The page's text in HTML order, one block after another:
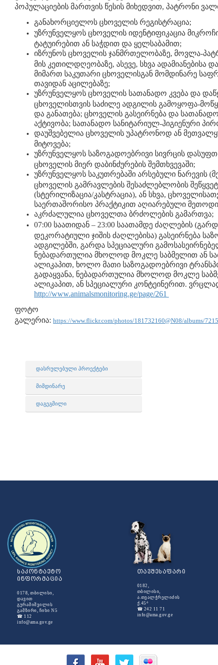
პოპულაციების მართვის წესის მიხედვით, პატრონი
განახორციელოს ცხოველის რეგისტრაცია;
უზრუნველყოს ცხოველის იდენტიფიკაცია
ტატუირებით ან საჭდით და ყელსაბამით;
იზრუნოს ცხოველის ჯანმრთელობაზე, მოვლა-
მის კეთილდღეობაზე, ასევე, სხვა ადამიანებისა
მიმართ საკუთარი ცხოველისგან მომდინარე
თავიდან აცილებაზე;
უზრუნველყოს ცხოველის სათანადო კვება და
ცხოველისთვის საძილე ადგილის გამოყოფა-
და განათება; ცხოველის გასეირნება და
აქტივობა; სათანადო სანიტარიულ-ჰიგიენური
დაუშვებელია ცხოველის უპატრონოდ ან
მიტოვება;
უზრუნველყოს საზოგადოებრივი სივრცის
ცხოველის მიერ დაბინძურების შემთხვევაში;
უზრუნველყოს საკუთრებაში არსებული ნარევის
ცხოველის გამრავლების შესაძლებლობის
(სტერილიზაცია/კასტრაცია), ან სხვა,
საერთაშორისო პრაქტიკით აღიარებული
აკრძალულია ცხოველთა ბრძოლების გამართვა;
07:00 საათიდან – 23:00 საათამდე ძაღლების
დეკორატიული ჯიშის ძაღლებისა) გასეირნება
ადგილებში, გარდა სპეციალური
ნებადართულია მხოლოდ მოკლე საბმელით ან
ალიკაპით, ხოლო მათი საზოგადოებრივი
გადაყვანა, ნებადართულია მხოლოდ მოკლე
ალიკაპით, ან სპეციალური კონტეინერით.
http://www.animalsmonitoring.ge/page/261
ფოტო
გალერია: https://www.flickr.com/photos/181732160@N08/albums/
დასრულებული პროექტები
მიმდინარე
დაგეგმილი
საკონტაქტო
ინფორმაცია
0178, თბილისი,
დავით
გურამიშვილის
გამზირი, ჩიხი N5
☎ 112
info@ama.gov.ge
თავშესაფარი
0182,
თბილისი,
ა.თვალჭრელიძის
ქ.45 ა
☎ 242 11 71
info@ama.gov.ge